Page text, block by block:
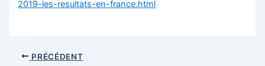
2019-les-resultats-en-france.html
PRÉCÉDENT